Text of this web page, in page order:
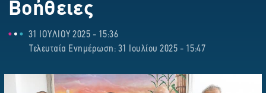
Βοήθειες
31 ΙΟΥΛΙΟΥ 2025 - 15:36
Τελευταία Ενημέρωση: 31 Ιουλίου 2025 - 15:47